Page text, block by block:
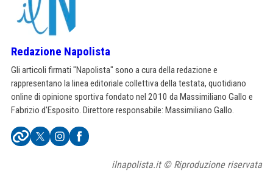
Redazione Napolista
Gli articoli firmati "Napolista" sono a cura della redazione e
rappresentano la linea editoriale collettiva della testata, quotidiano
online di opinione sportiva fondato nel 2010 da Massimiliano Gallo e
Fabrizio d'Esposito. Direttore responsabile: Massimiliano Gallo.
ilnapolista.it © Riproduzione riservata